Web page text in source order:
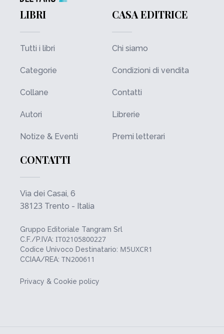
LIBRI
Tutti i libri
Categorie
Collane
Autori
Notize & Eventi
CASA EDITRICE
Chi siamo
Condizioni di vendita
Contatti
Librerie
Premi letterari
CONTATTI
Via dei Casai, 6
38123 Trento - Italia
Gruppo Editoriale Tangram Srl
C.F./P.IVA: IT02105800227
Codice Univoco Destinatario: M5UXCR1
CCIAA/REA: TN200611
Privacy & Cookie policy